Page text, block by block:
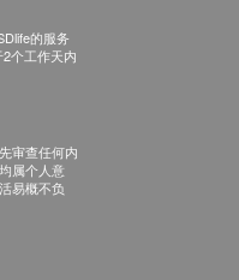
的服务
个工作天内
审查任何内
属个人意
易概不负